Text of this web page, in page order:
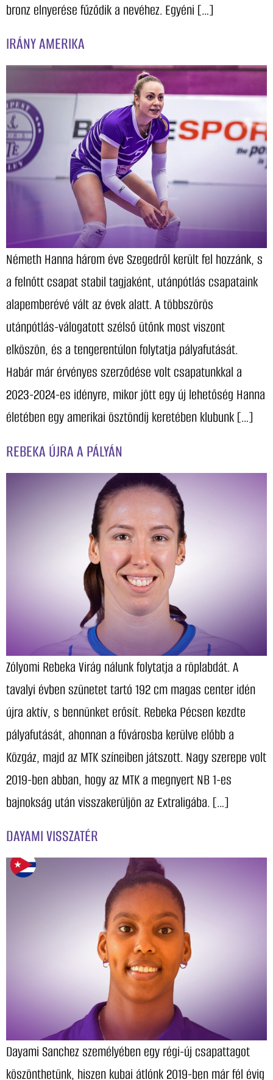
bronz elnyerése fűződik a nevéhez. Egyéni […]
IRÁNY AMERIKA
Németh Hanna három éve Szegedről került fel hozzánk, s
a felnőtt csapat stabil tagjaként, utánpótlás csapataink
alapemberévé vált az évek alatt. A többszörös
utánpótlás-válogatott szélső ütőnk most viszont
elköszön, és a tengerentúlon folytatja pályafutását.
Habár már érvényes szerződése volt csapatunkkal a
2023-2024-es idényre, mikor jött egy új lehetőség Hanna
életében egy amerikai ösztöndíj keretében klubunk […]
REBEKA ÚJRA A PÁLYÁN
Zólyomi Rebeka Virág nálunk folytatja a röplabdát. A
tavalyi évben szünetet tartó 192 cm magas center idén
újra aktív, s bennünket erősít. Rebeka Pécsen kezdte
pályafutását, ahonnan a fővárosba kerülve előbb a
Közgáz, majd az MTK színeiben játszott. Nagy szerepe volt
2019-ben abban, hogy az MTK a megnyert NB 1-es
bajnokság után visszakerüljön az Extraligába. […]
DAYAMI VISSZATÉR
Dayami Sanchez személyében egy régi-új csapattagot
köszönthetünk, hiszen kubai átlónk 2019-ben már fél évig